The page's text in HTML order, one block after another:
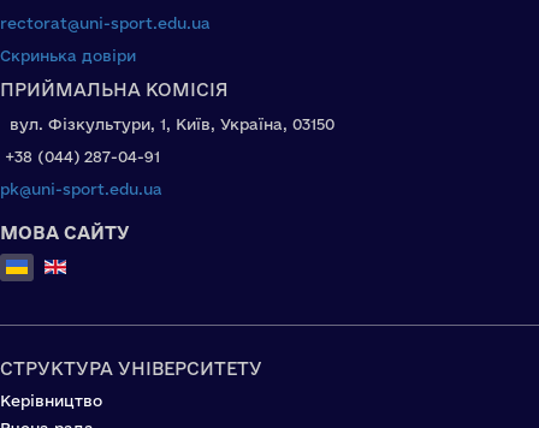
rectorat@uni-sport.edu.ua
Скринька довіри
ПРИЙМАЛЬНА КОМІСІЯ
вул. Фізкультури, 1, Київ, Україна, 03150
+38 (044) 287-04-91
pk@uni-sport.edu.ua
МОВА САЙТУ
Оберіть свою мову
СТРУКТУРА УНІВЕРСИТЕТУ
Керівництво